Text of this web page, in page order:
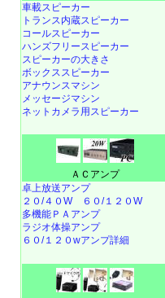
車載スピーカー
トランス内蔵スピーカー
コールスピーカー
ハンズフリースピーカー
スピーカーの大きさ
ボックススピーカー
アナウンスマシン
メッセージマシン
ネットカメラ用スピーカー
ＡＣアンプ
卓上放送アンプ
２０/４０W
６０/１２０W
多機能ＰＡアンプ
ラジオ体操アンプ
６０/１２０wアンプ詳細